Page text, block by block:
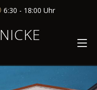
6:30 - 18:00 Uhr